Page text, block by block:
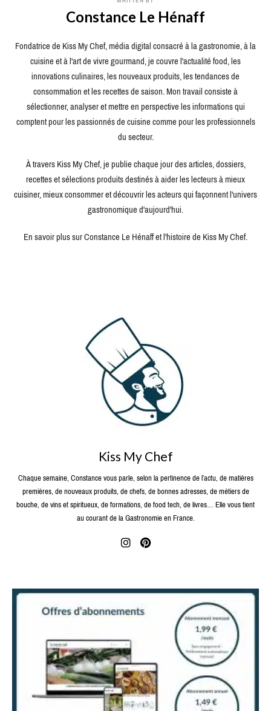
Constance Le Hénaff
Fondatrice de Kiss My Chef, média digital consacré à la gastronomie, à la
cuisine et à l'art de vivre gourmand, je couvre l'actualité food, les
innovations culinaires, les nouveaux produits, les tendances de
consommation et les recettes de saison. Mon travail consiste à
sélectionner, analyser et mettre en perspective les informations qui
comptent pour les passionnés de cuisine comme pour les professionnels
du secteur.
À travers Kiss My Chef, je publie chaque jour des articles, dossiers,
recettes et sélections produits destinés à aider les lecteurs à mieux
cuisiner, mieux consommer et découvrir les acteurs qui façonnent l'univers
gastronomique d'aujourd'hui.
En savoir plus sur Constance Le Hénaff et l'histoire de Kiss My Chef.
Kiss My Chef
Chaque semaine, Constance vous parle, selon la pertinence de l’actu, de matières
premières, de nouveaux produits, de chefs, de bonnes adresses, de métiers de
bouche, de vins et spiritueux, de formations, de food tech, de livres… Elle vous tient
au courant de la Gastronomie en France.